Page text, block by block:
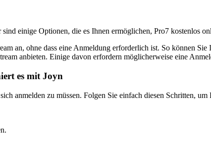
einige Optionen, die es Ihnen ermöglichen, Pro7 kostenlos
an, ohne dass eine Anmeldung erforderlich ist. So können Sie
anbieten. Einige davon erfordern möglicherweise eine
es mit Joyn
anmelden zu müssen. Folgen Sie einfach diesen Schritten, um